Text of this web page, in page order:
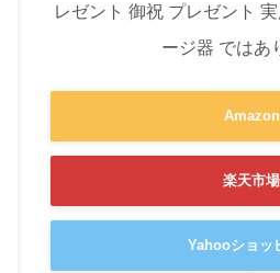
レゼント 御祝 プレゼント
ージ器 ではあ
Amazon
楽天市場
Yahooショッ